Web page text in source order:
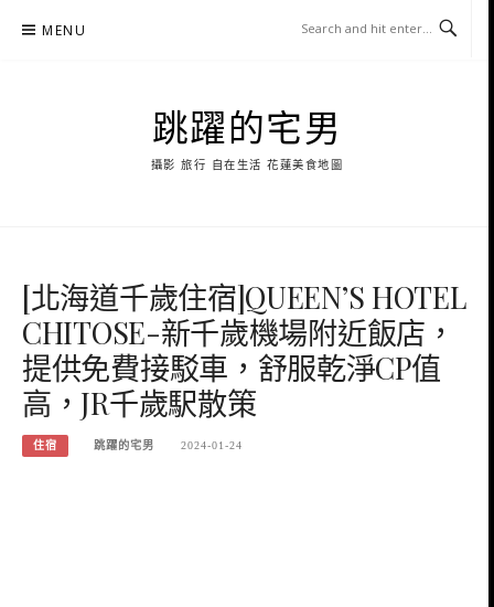
MENU
跳躍的宅男
攝影 旅行 自在生活 花蓮美食地圖
[北海道千歲住宿]QUEEN’S HOTEL
CHITOSE-新千歲機場附近飯店，
提供免費接駁車，舒服乾淨CP值
高，JR千歲駅散策
住宿 跳躍的宅男 2024-01-24